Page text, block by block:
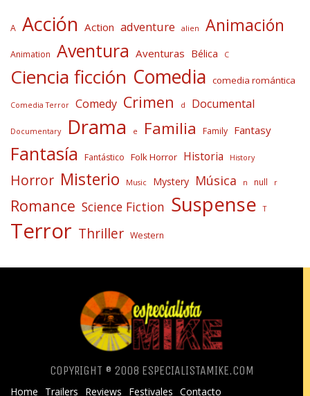
A Acción Action adventure alien Animación
Animation Aventura Aventuras Bélica C
Ciencia ficción Comedia comedia romántica
Comedia Terror Comedy Crimen d Documental
Documentary Drama e Familia Family Fantasy
Fantasía Fantástico Folk Horror Historia History
Horror Misterio Music Mystery Música n null r
Romance Science Fiction Suspense T
Terror Thriller Western
COPYRIGHT ® 2008 ESPECIALISTAMIKE.COM
Home Trailers Reviews Festivales Contacto